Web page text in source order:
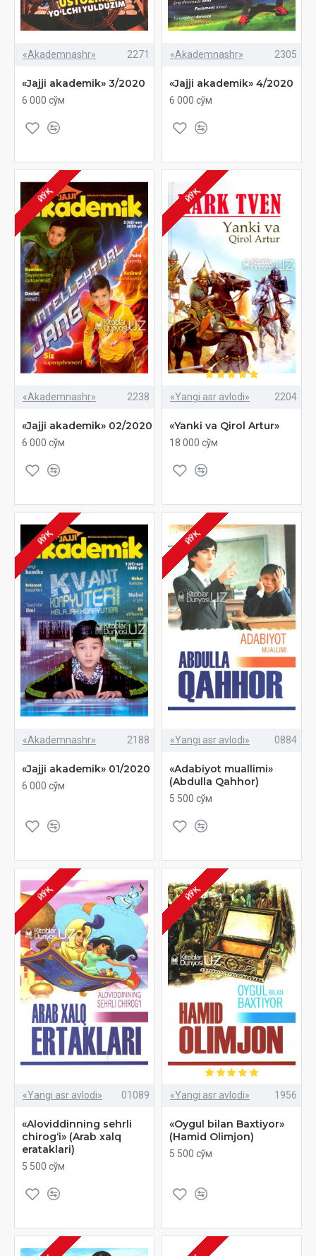
«Akademnashr» 2271
«Jajji akademik» 3/2020
6 000 сўм
«Akademnashr» 2305
«Jajji akademik» 4/2020
6 000 сўм
ЙЎҚ
«Akademnashr» 2238
«Jajji akademik» 02/2020
6 000 сўм
ЙЎҚ
«Yangi asr avlodi» 2204
«Yanki va Qirol Artur»
18 000 сўм
ЙЎҚ
«Akademnashr» 2188
«Jajji akademik» 01/2020
6 000 сўм
ЙЎҚ
«Yangi asr avlodi» 0884
«Adabiyot muallimi»
(Abdulla Qahhor)
5 500 сўм
ЙЎҚ
«Yangi asr avlodi» 01089
«Aloviddinning sehrli
chirog‘i» (Arab xalq
erataklari)
5 500 сўм
ЙЎҚ
«Yangi asr avlodi» 1956
«Oygul bilan Baxtiyor»
(Hamid Olimjon)
5 500 сўм